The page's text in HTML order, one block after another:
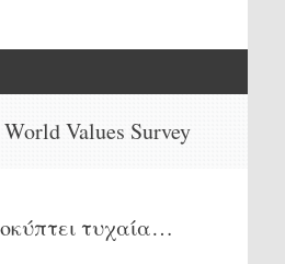
World Values Survey
τυχαία…